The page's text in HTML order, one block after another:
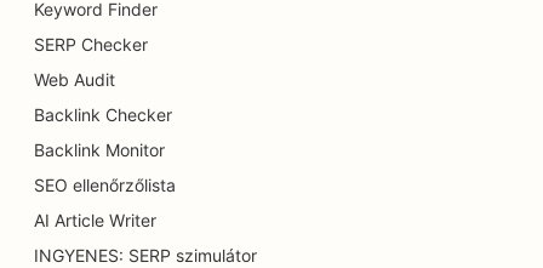
SEO sörfőzdék számára
SEO kávézók számára
SEO autókereskedések számára
SEO az égési sebészek számára
Keyword Finder
SERP Checker
Web Audit
Backlink Checker
Backlink Monitor
SEO ellenőrzőlista
AI Article Writer
INGYENES: SERP szimulátor